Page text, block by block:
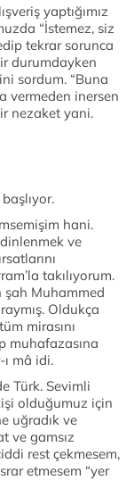
yaptığımız
“İstemez, siz
tekrar sorunca
durumdayken
sordum. “Buna
vermeden inersen
nezaket yani.
hani.
ve
takılıyorum.
şah Muhammed
Oldukça
mirasını
muhafazasına
mâ idi.
Türk. Sevimli
olduğumuz için
uğradık ve
ve gamsız
rest çekmesem,
etmesem “yer